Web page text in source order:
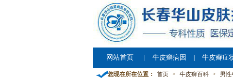
网站首页 牛皮癣病因 牛皮癣症
您现在所在位置： 首页 > 牛皮癣百科 > 男性